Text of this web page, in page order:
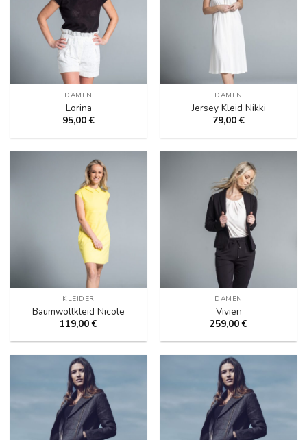
DAMEN
Lorina
95,00€
DAMEN
Jersey Kleid Nikki
79,00€
KLEIDER
Baumwollkleid Nicole
119,00€
DAMEN
Vivien
259,00€